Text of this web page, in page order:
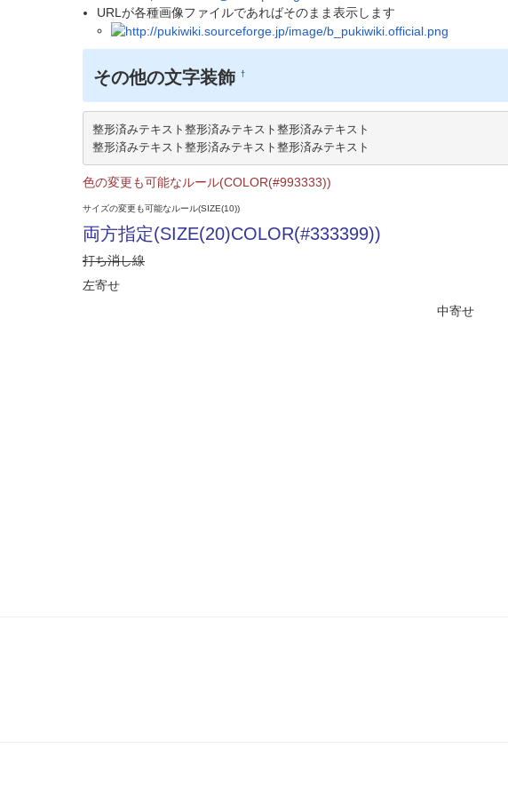
URLが各種画像ファイルであればそのまま表示します
その他の文字装飾 †
整形済みテキスト整形済みテキスト整形済みテキスト
整形済みテキスト整形済みテキスト整形済みテキスト
色の変更も可能なルール(COLOR(#993333))
サイズの変更も可能なルール(SIZE(10))
両方指定(SIZE(20)COLOR(#333399))
打ち消し線
左寄せ
中寄せ